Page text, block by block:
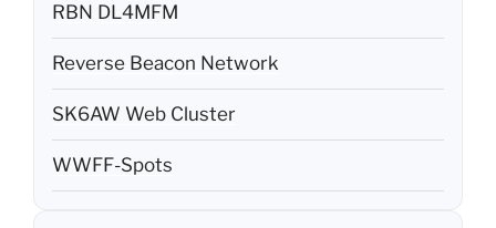
RBN DL4MFM
Reverse Beacon Network
SK6AW Web Cluster
WWFF-Spots